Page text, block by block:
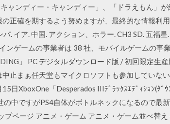
ャンディー・キャンディー」、「ドラえもん」
正確を期するよう努めますが、最終的な情報利
. イア. 中国. アクション、ホラー. CH3 SD. 五福
ンゲームの事業者は 38 社、モバイルゲームの事
」 PC デジタルダウンロード版 / 初回限定生
止まぁ任天堂もマイクロソフトも参加していな
日XboxOne「Desperados IIIﾃﾞﾗｯｸｽｴﾃﾞｨｼｮﾝ(ﾀﾞ
の中ですがPS4自体がボトルネックになるので最
ページ アニメ・ゲーム アニメ・ゲーム並べ替